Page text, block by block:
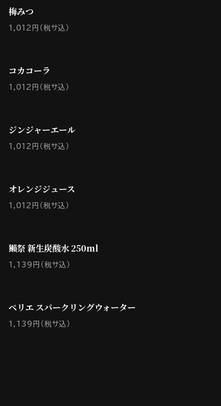
梅みつ
1,012円（税サ込）
コカコーラ
1,012円（税サ込）
ジンジャーエール
1,012円（税サ込）
オレンジジュース
1,012円（税サ込）
獺祭 新生炭酸水 250ml
1,139円（税サ込）
ペリエ スパークリングウォーター
1,139円（税サ込）